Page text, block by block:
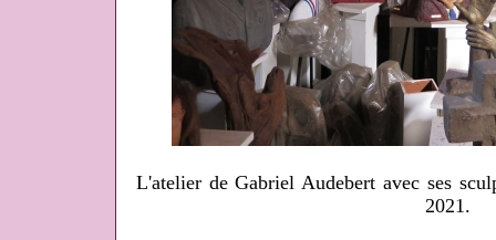
L'atelier de Gabriel Audebert avec ses
2021.